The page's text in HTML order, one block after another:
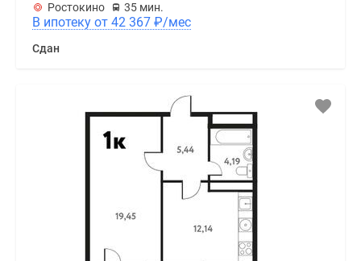
Ростокино
35 мин.
В ипотеку от 42 367 ₽/мес
Сдан